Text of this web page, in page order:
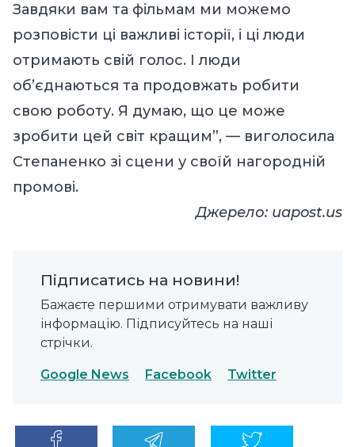
Завдяки вам та фільмам ми можемо
розповісти ці важливі історії, і ці люди
отримають свій голос. І люди
об’єднаються та продовжать робити
свою роботу. Я думаю, що це може
зробити цей світ кращим”, — виголосила
Степаненко зі сцени у своїй нагородній
промові.
Джерело: uapost.us
Підписатись на новини!
Бажаєте першими отримувати важливу
інформацію. Підписуйтесь на наші
стрічки.
Google News Facebook Twitter